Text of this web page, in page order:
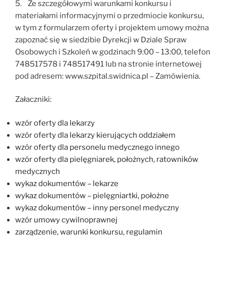
5. Ze szczegółowymi warunkami konkursu i
materiałami informacyjnymi o przedmiocie konkursu,
w tym z formularzem oferty i projektem umowy można
zapoznać się w siedzibie Dyrekcji w Dziale Spraw
Osobowych i Szkoleń w godzinach 9:00 – 13:00, telefon
748517578 i 748517491 lub na stronie internetowej
pod adresem: www.szpital.swidnica.pl – Zamówienia.
Załaczniki:
wzór oferty dla lekarzy
wzór oferty dla lekarzy kierujących oddziałem
wzór oferty dla personelu medycznego innego
wzór oferty dla pielęgniarek, położnych, ratowników
medycznych
wykaz dokumentów – lekarze
wykaz dokumentów – pielęgniartki, położne
wykaz dokumentów – inny personel medyczny
wzór umowy cywilnoprawnej
zarządzenie, warunki konkursu, regulamin